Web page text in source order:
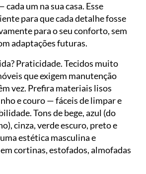
um na sua casa. Esse
para que cada detalhe fosse
para o seu conforto, sem
adaptações futuras.
Praticidade. Tecidos muito
que exigem manutenção
vez. Prefira materiais lisos
e couro — fáceis de limpar e
Tons de bege, azul (do
cinza, verde escuro, preto e
estética masculina e
cortinas, estofados, almofadas